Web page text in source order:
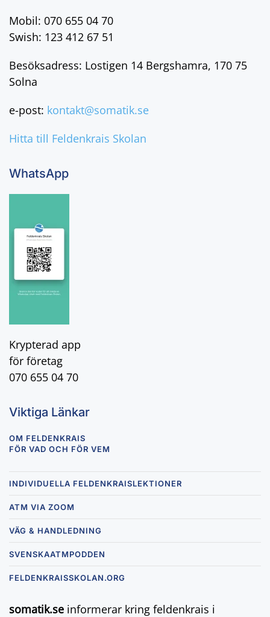
Mobil: 070 655 04 70
Swish: 123 412 67 51
Besöksadress: Lostigen 14 Bergshamra, 170 75
Solna
e-post: kontakt@somatik.se
Hitta till Feldenkrais Skolan
WhatsApp
Krypterad app
för företag
070 655 04 70
Viktiga Länkar
OM FELDENKRAIS
FÖR VAD OCH FÖR VEM
INDIVIDUELLA FELDENKRAISLEKTIONER
ATM VIA ZOOM
VÄG & HANDLEDNING
SVENSKAATMPODDEN
FELDENKRAISSKOLAN.ORG
somatik.se informerar kring feldenkrais i